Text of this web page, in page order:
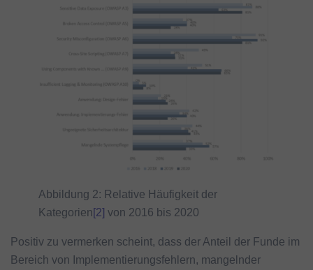
Abbildung 2: Relative Häufigkeit der
Kategorien[2] von 2016 bis 2020
Positiv zu vermerken scheint, dass der Anteil der Funde im
Bereich von Implementierungsfehlern, mangelnder